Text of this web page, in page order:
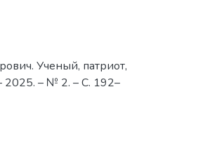
Ученый, патриот,
2025. – № 2. – С. 192–